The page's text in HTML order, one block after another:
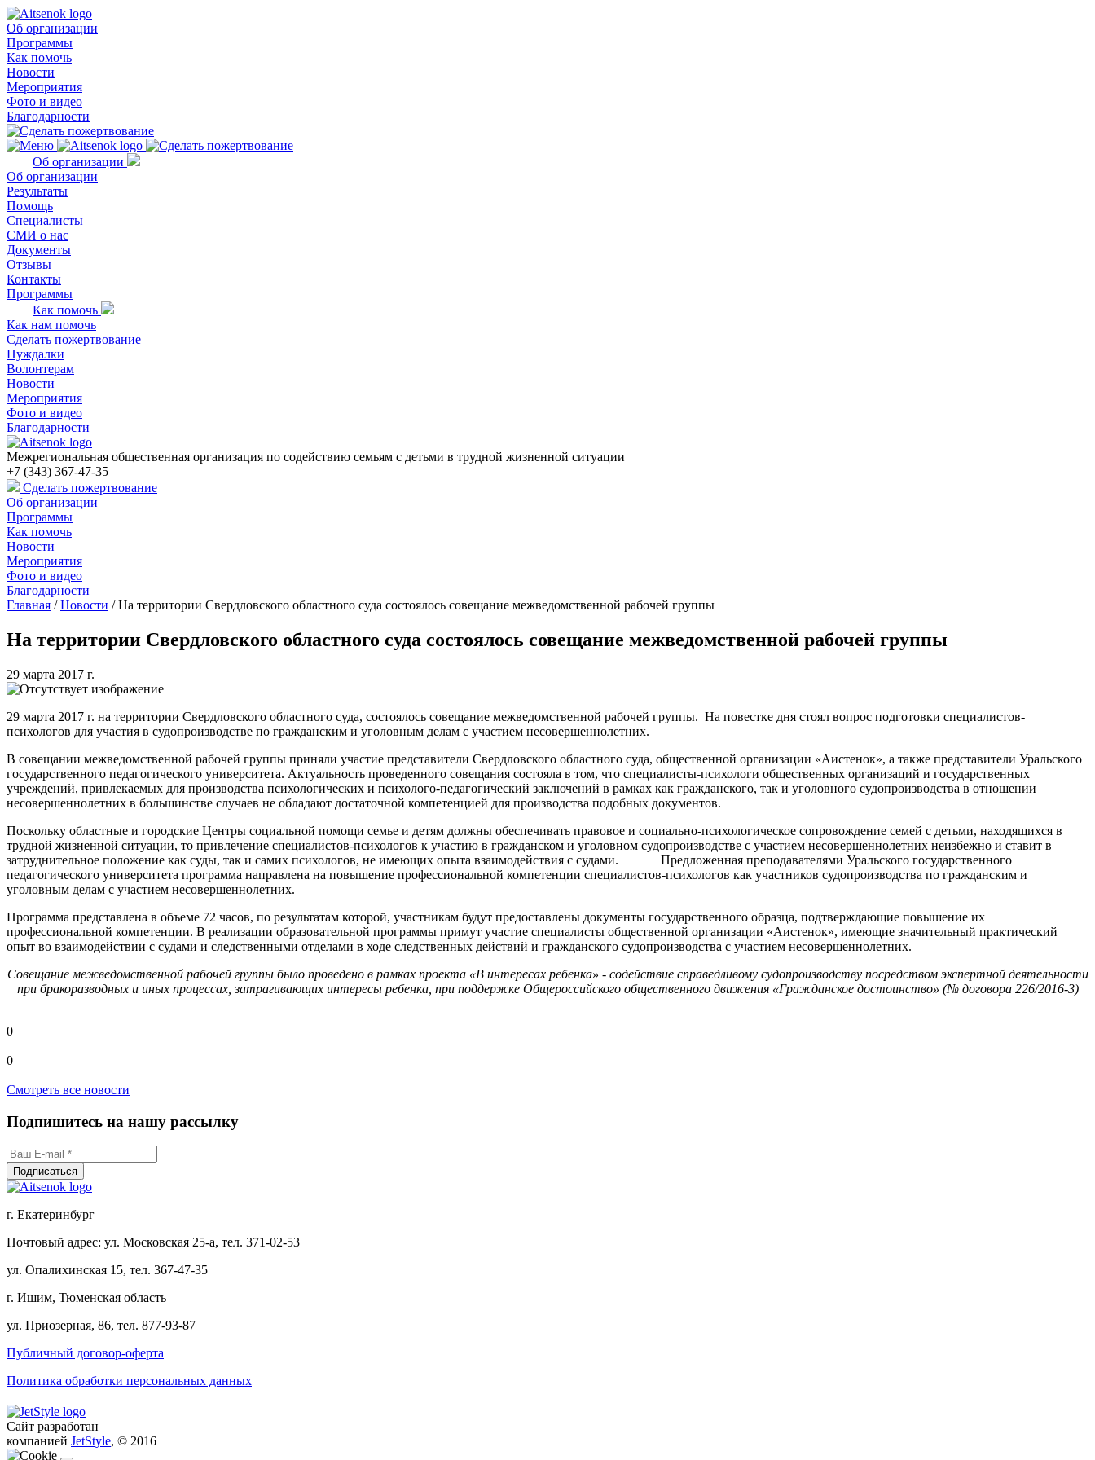
Об организации
Программы
Как помочь
Новости
Мероприятия
Фото и видео
Благодарности
Об организации
Об организации
Результаты
Помощь
Специалисты
СМИ о нас
Документы
Отзывы
Контакты
Программы
Как помочь
Как нам помочь
Сделать пожертвование
Нуждалки
Волонтерам
Новости
Мероприятия
Фото и видео
Благодарности
Межрегиональная общественная организация по содействию семьям с детьми в трудной жизненной ситуации
+7 (343) 367-47-35
Сделать пожертвование
Об организации
Программы
Как помочь
Новости
Мероприятия
Фото и видео
Благодарности
Главная /Новости /На территории Свердловского областного суда состоялось совещание межведомственной рабочей группы
На территории Свердловского областного суда состоялось совещание межведомственной рабочей группы
29 марта 2017 г.
29 марта 2017 г. на территории Свердловского областного суда, состоялось совещание межведомственной рабочей группы. На повестке дня стоял вопрос подготовки специалистов-
психологов для участия в судопроизводстве по гражданским и уголовным делам с участием несовершеннолетних.
В совещании межведомственной рабочей группы приняли участие представители Свердловского областного суда, общественной организации «Аистенок», а также представители Уральского
государственного педагогического университета. Актуальность проведенного совещания состояла в том, что специалисты-психологи общественных организаций и государственных
учреждений, привлекаемых для производства психологических и психолого-педагогический заключений в рамках как гражданского, так и уголовного судопроизводства в отношении
несовершеннолетних в большинстве случаев не обладают достаточной компетенцией для производства подобных документов.
Поскольку областные и городские Центры социальной помощи семье и детям должны обеспечивать правовое и социально-психологическое сопровождение семей с детьми, находящихся в
трудной жизненной ситуации, то привлечение специалистов-психологов к участию в гражданском и уголовном судопроизводстве с участием несовершеннолетних неизбежно и ставит в
затруднительное положение как суды, так и самих психологов, не имеющих опыта взаимодействия с судами. Предложенная преподавателями Уральского государственного
педагогического университета программа направлена на повышение профессиональной компетенции специалистов-психологов как участников судопроизводства по гражданским и
уголовным делам с участием несовершеннолетних.
Программа представлена в объеме 72 часов, по результатам которой, участникам будут предоставлены документы государственного образца, подтверждающие повышение их
профессиональной компетенции. В реализации образовательной программы примут участие специалисты общественной организации «Аистенок», имеющие значительный практический
опыт во взаимодействии с судами и следственными отделами в ходе следственных действий и гражданского судопроизводства с участием несовершеннолетних.
Совещание межведомственной рабочей группы было проведено в рамках проекта «В интересах ребенка» - содействие справедливому судопроизводству посредством экспертной деятельности
при бракоразводных и иных процессах, затрагивающих интересы ребенка, при поддержке Общероссийского общественного движения «Гражданское достоинство» (№ договора 226/2016-3)
0
0
Смотреть все новости
Подпишитесь на нашу рассылку
г. Екатеринбург
Почтовый адрес: ул. Московская 25-а, тел. 371-02-53
ул. Опалихинская 15, тел. 367-47-35
г. Ишим, Тюменская область
ул. Приозерная, 86, тел. 877-93-87
Публичный договор-оферта
Политика обработки персональных данных
Сайт разработан
компанией JetStyle, © 2016